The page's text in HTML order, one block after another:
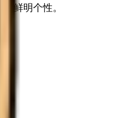
鲜明个性。